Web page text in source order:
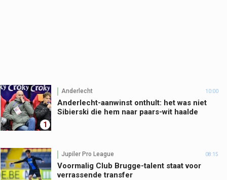
1
Anderlecht 10:00
Anderlecht-aanwinst onthult: het was niet
Sibierski die hem naar paars-wit haalde
Jupiler Pro League 08:15
Voormalig Club Brugge-talent staat voor
verrassende transfer